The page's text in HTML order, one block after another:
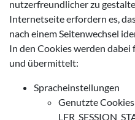
nutzerfreundlicher zu
Internetseite erfordern es,
nach einem Seitenwechsel
In den Cookies werden
und übermittelt:
Spracheinstellungen
Genutzte